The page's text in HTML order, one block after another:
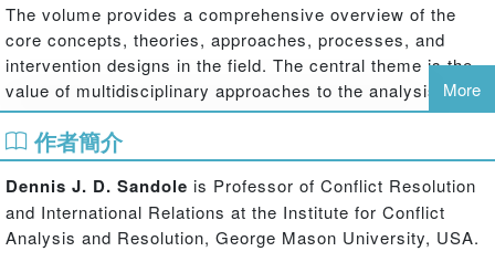
The volume provides a comprehensive overview of the
core concepts, theories, approaches, processes, and
intervention designs in the field. The central theme is the
value of multidisciplinary approaches to the analysis and
resolution of conflicts. This consists of moving from the
study of analytical approaches to understanding the deep-
rooted causes of conflict, to third-party intervention
approaches to preventing or ending violence, and to
resolving and transforming conflict.
More
作者簡介
Dennis J. D. Sandole is Professor of Conflict Resolution
and International Relations at the Institute for Conflict
Analysis and Resolution, George Mason University, USA.